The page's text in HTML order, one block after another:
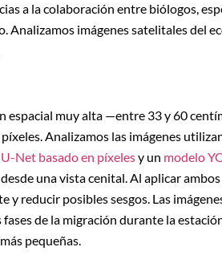
a la colaboración entre biólogos,
imágenes satelitales del
espacial muy alta —entre 33 y 60
Analizamos las imágenes
U-Net basado en píxelesy un modelo
una vista cenital. Al aplicar
y reducir posibles sesgos. Las
de la migración durante la
pequeñas.